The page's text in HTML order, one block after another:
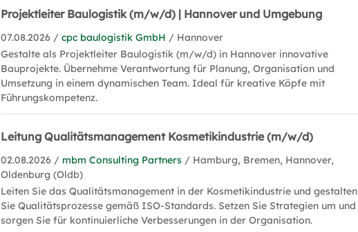
Projektleiter Baulogistik (m/w/d) | Hannover und Umgebung
07.08.2026 /cpc baulogistik GmbH / Hannover
Gestalte als Projektleiter Baulogistik (m/w/d) in Hannover innovative
Bauprojekte. Übernehme Verantwortung für Planung, Organisation und
Umsetzung in einem dynamischen Team. Ideal für kreative Köpfe mit
Führungskompetenz.
Leitung Qualitätsmanagement Kosmetikindustrie (m/w/d)
02.08.2026 / mbm Consulting Partners / Hamburg, Bremen, Hannover,
Oldenburg (Oldb)
Leiten Sie das Qualitätsmanagement in der Kosmetikindustrie und gestalten
Sie Qualitätsprozesse gemäß ISO-Standards. Setzen Sie Strategien um und
sorgen Sie für kontinuierliche Verbesserungen in der Organisation.